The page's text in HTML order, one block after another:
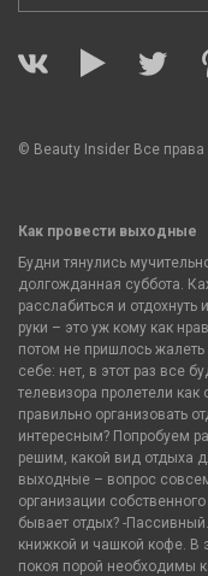
© Beauty Insider Все
Как провести выходные
Будни тянулись
долгожданная суббота.
расслабиться и
руки – это уж кому как
потом не пришлось
себе: нет, в этот раз все
телевизора пролетели
правильно организовать
интересным? Попробуем
решим, какой вид отдыха
выходные – вопрос
организации
бывает отдых? -
книжкой и чашкой кофе. В
покоя порой необходимы